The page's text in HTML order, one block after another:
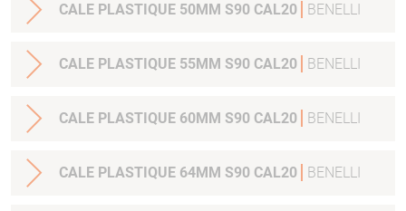
CALE PLASTIQUE 50MM S90 CAL20 BENELLI
CALE PLASTIQUE 55MM S90 CAL20 BENELLI
CALE PLASTIQUE 60MM S90 CAL20 BENELLI
CALE PLASTIQUE 64MM S90 CAL20 BENELLI